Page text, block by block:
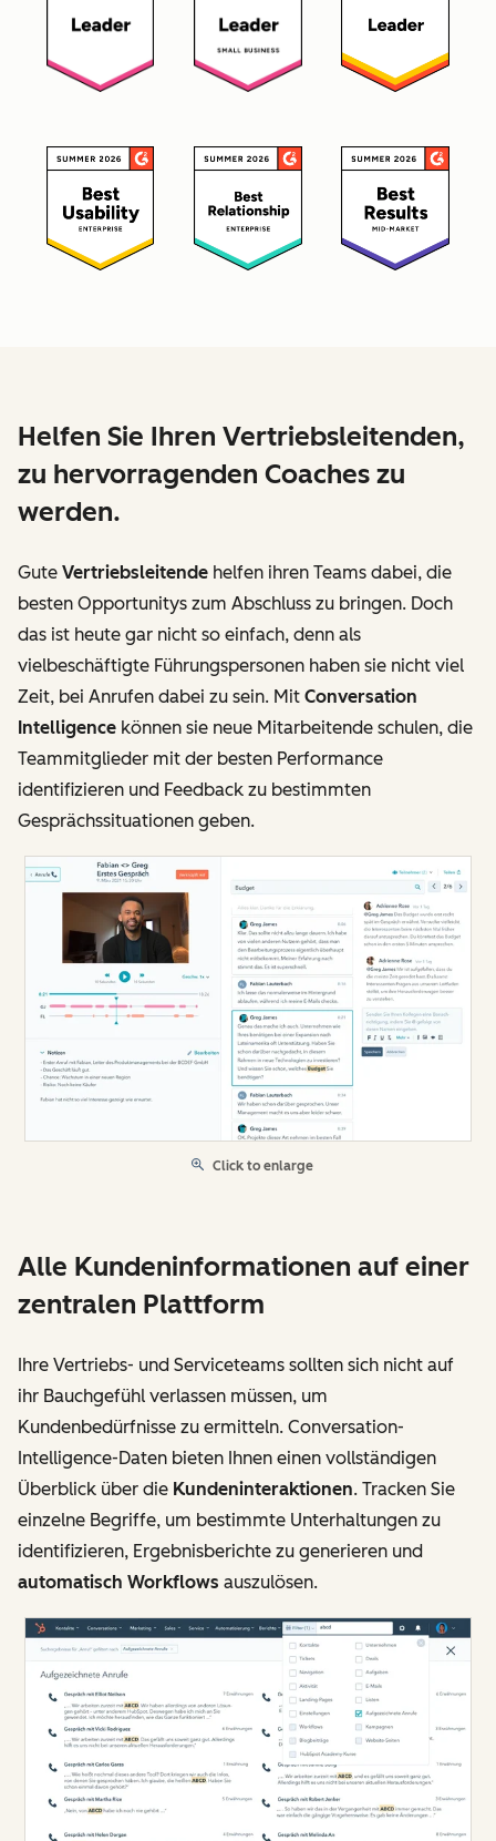
Helfen Sie Ihren Vertriebsleitenden,
zu hervorragenden Coaches zu
werden.
Gute Vertriebsleitende helfen ihren Teams dabei, die
besten Opportunitys zum Abschluss zu bringen. Doch
das ist heute gar nicht so einfach, denn als
vielbeschäftigte Führungspersonen haben sie nicht viel
Zeit, bei Anrufen dabei zu sein. Mit Conversation
Intelligence können sie neue Mitarbeitende schulen, die
Teammitglieder mit der besten Performance
identifizieren und Feedback zu bestimmten
Gesprächssituationen geben.
Click to enlarge
Alle Kundeninformationen auf einer
zentralen Plattform
Ihre Vertriebs- und Serviceteams sollten sich nicht auf
ihr Bauchgefühl verlassen müssen, um
Kundenbedürfnisse zu ermitteln. Conversation-
Intelligence-Daten bieten Ihnen einen vollständigen
Überblick über die Kundeninteraktionen. Tracken Sie
einzelne Begriffe, um bestimmte Unterhaltungen zu
identifizieren, Ergebnisberichte zu generieren und
automatisch Workflows auszulösen.